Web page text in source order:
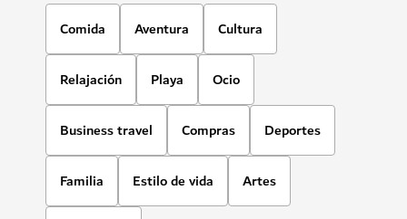
Comida Aventura Cultura
Relajación Playa Ocio
Business travel Compras Deportes
Familia Estilo de vida Artes